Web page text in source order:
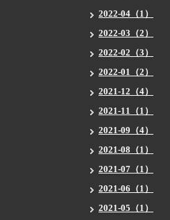
2022-04（1）
2022-03（2）
2022-02（3）
2022-01（2）
2021-12（4）
2021-11（1）
2021-09（4）
2021-08（1）
2021-07（1）
2021-06（1）
2021-05（1）